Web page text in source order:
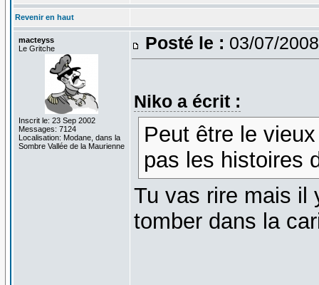
Revenir en haut
macteyss
Le Gritche
Inscrit le: 23 Sep 2002
Messages: 7124
Localisation: Modane, dans la
Sombre Vallée de la Maurienne
Posté le : 03/07/
Niko a écrit :
Peut être le
pas les histoires
Tu vas rire mais il
tomber dans la